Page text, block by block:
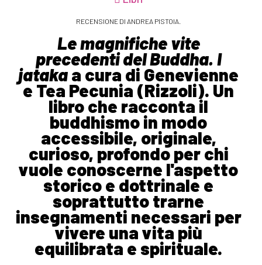
RECENSIONE DI ANDREA PISTOIA.
Le magnifiche vite
precedenti del Buddha. I
jatakaa cura di Genevienne
e Tea Pecunia (Rizzoli). Un
libro che racconta il
buddhismo in modo
accessibile, originale,
curioso, profondo per chi
vuole conoscerne l'aspetto
storico e dottrinale e
soprattutto trarne
insegnamenti necessari per
vivere una vita più
equilibrata e spirituale.